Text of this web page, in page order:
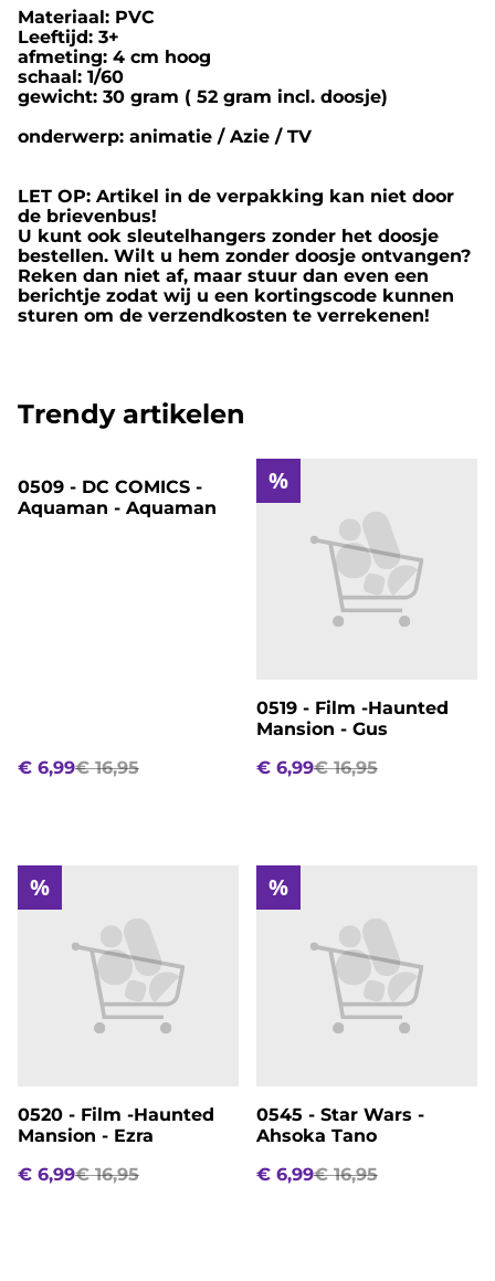
Materiaal: PVC
Leeftijd: 3+
afmeting: 4 cm hoog
schaal: 1/60
gewicht: 30 gram ( 52 gram incl. doosje)
onderwerp: animatie / Azie / TV
LET OP: Artikel in de verpakking kan niet door
de brievenbus!
U kunt ook sleutelhangers zonder het doosje
bestellen. Wilt u hem zonder doosje ontvangen?
Reken dan niet af, maar stuur dan even een
berichtje zodat wij u een kortingscode kunnen
sturen om de verzendkosten te verrekenen!
Trendy artikelen
%
0509 - DC COMICS -
Aquaman - Aquaman
€ 6,99€ 16,95
%
0519 - Film -Haunted
Mansion - Gus
€ 6,99€ 16,95
%
0520 - Film -Haunted
Mansion - Ezra
€ 6,99€ 16,95
%
0545 - Star Wars -
Ahsoka Tano
€ 6,99€ 16,95